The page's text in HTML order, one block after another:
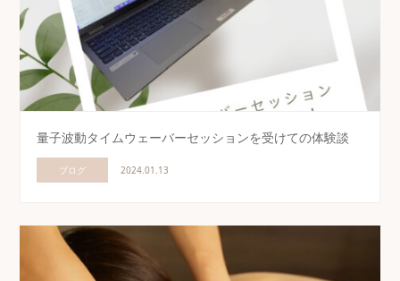
量子波動タイムウェーバーセッションを受けての体験談
ブログ 2024.01.13